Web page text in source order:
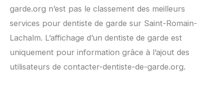
garde.org n’est pas le classement des meilleurs
services pour dentiste de garde sur Saint-Romain-
Lachalm. L’affichage d’un dentiste de garde est
uniquement pour information grâce à l’ajout des
utilisateurs de contacter-dentiste-de-garde.org.